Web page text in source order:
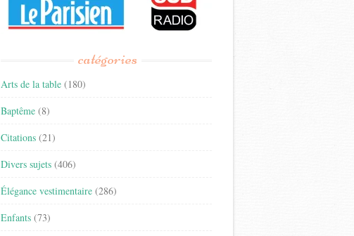
catégories
Arts de la table (180)
Baptême (8)
Citations (21)
Divers sujets (406)
Élégance vestimentaire (286)
Enfants (73)